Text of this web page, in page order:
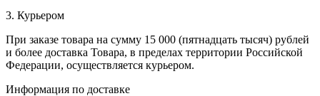
3. Курьером
При заказе товара на сумму 15 000 (пятнадцать тысяч) рублей
и более доставка Товара, в пределах территории Российской
Федерации, осуществляется курьером.
Информация по доставке